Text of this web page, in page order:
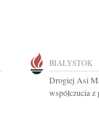
BIAŁYSTOK
Drogiej Asi
współczucia